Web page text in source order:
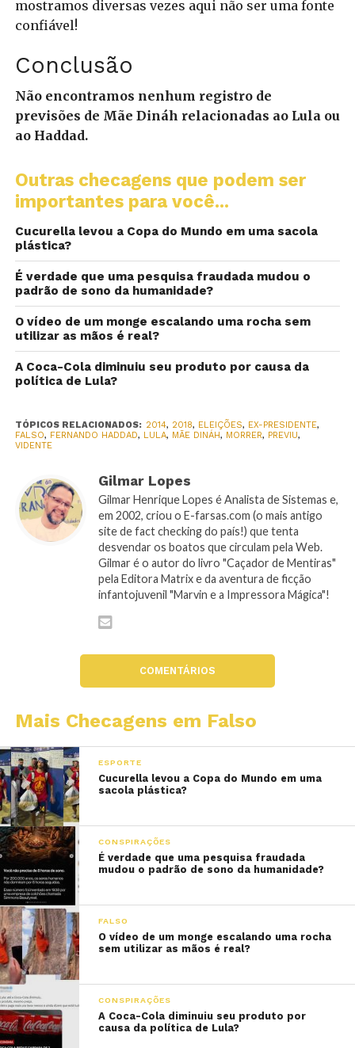
mostramos diversas vezes aqui não ser uma fonte
confiável!
Conclusão
Não encontramos nenhum registro de
previsões de Mãe Dináh relacionadas ao Lula ou
ao Haddad.
Outras checagens que podem ser
importantes para você...
Cucurella levou a Copa do Mundo em uma sacola
plástica?
É verdade que uma pesquisa fraudada mudou o
padrão de sono da humanidade?
O vídeo de um monge escalando uma rocha sem
utilizar as mãos é real?
A Coca-Cola diminuiu seu produto por causa da
política de Lula?
TÓPICOS RELACIONADOS: 2014, 2018, ELEIÇÕES, EX-PRESIDENTE,
FALSO, FERNANDO HADDAD, LULA, MÃE DINÁH, MORRER, PREVIU,
VIDENTE
Gilmar Lopes
Gilmar Henrique Lopes é Analista de Sistemas e,
em 2002, criou o E-farsas.com (o mais antigo
site de fact checking do país!) que tenta
desvendar os boatos que circulam pela Web.
Gilmar é o autor do livro "Caçador de Mentiras"
pela Editora Matrix e da aventura de ficção
infantojuvenil "Marvin e a Impressora Mágica"!
COMENTÁRIOS
Mais Checagens em Falso
ESPORTE
Cucurella levou a Copa do Mundo em uma
sacola plástica?
CONSPIRAÇÕES
É verdade que uma pesquisa fraudada
mudou o padrão de sono da humanidade?
FALSO
O vídeo de um monge escalando uma rocha
sem utilizar as mãos é real?
CONSPIRAÇÕES
A Coca-Cola diminuiu seu produto por
causa da política de Lula?